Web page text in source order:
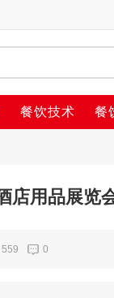
餐饮技术 餐
店用品展览
559 0